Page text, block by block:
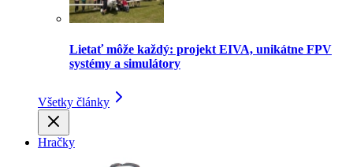
Lietať môže každý: projekt EIVA, unikátne FPV
systémy a simulátory
Všetky články
Hračky